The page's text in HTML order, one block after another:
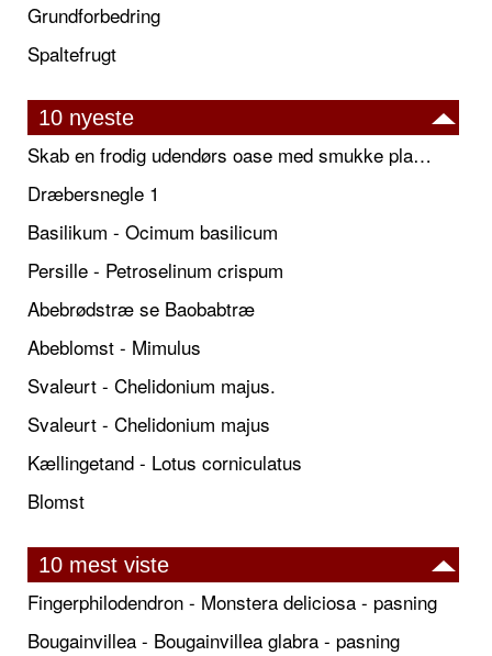
Grundforbedring
Spaltefrugt
10 nyeste
Skab en frodig udendørs oase med smukke plantekrukker og elegante espalier
Dræbersnegle 1
Basilikum - Ocimum basilicum
Persille - Petroselinum crispum
Abebrødstræ se Baobabtræ
Abeblomst - Mimulus
Svaleurt - Chelidonium majus.
Svaleurt - Chelidonium majus
Kællingetand - Lotus corniculatus
Blomst
10 mest viste
Fingerphilodendron - Monstera deliciosa - pasning
Bougainvillea - Bougainvillea glabra - pasning